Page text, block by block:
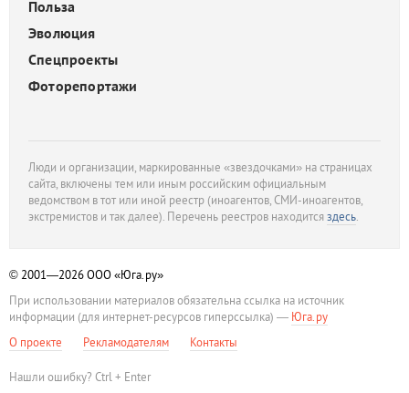
Польза
Эволюция
Спецпроекты
Фоторепортажи
Люди и организации, маркированные «звездочками» на страницах
сайта, включены тем или иным российским официальным
ведомством в тот или иной реестр (иноагентов, СМИ-иноагентов,
экстремистов и так далее). Перечень реестров находитсяздесь.
© 2001—2026ООО «Юга.ру»
При использовании материалов обязательна ссылка на источник
информации (для интернет-ресурсов гиперссылка) — Юга.ру
О проекте
Рекламодателям Контакты
Нашли ошибку? Ctrl + Enter